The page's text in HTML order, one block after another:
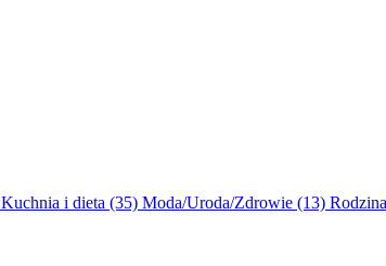
Kuchnia i dieta (35) Moda/Uroda/Zdrowie (13)